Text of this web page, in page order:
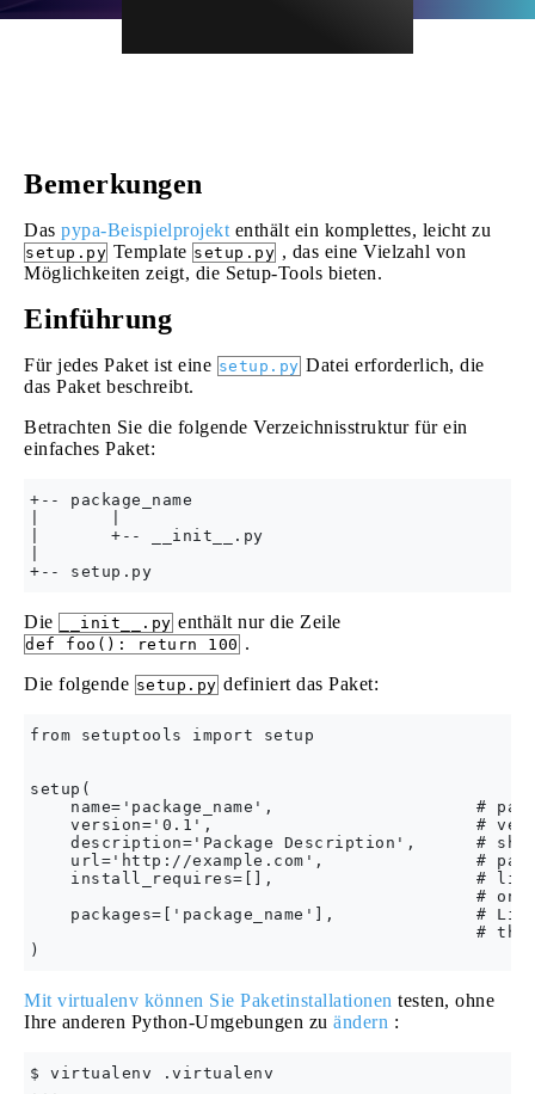
Bemerkungen
Das pypa-Beispielprojekt enthält ein komplettes, leicht zu
setup.py Template setup.py , das eine Vielzahl von
Möglichkeiten zeigt, die Setup-Tools bieten.
Einführung
Für jedes Paket ist eine setup.py Datei erforderlich, die
das Paket beschreibt.
Betrachten Sie die folgende Verzeichnisstruktur für ein
einfaches Paket:
+-- package_name
|       +-- __init__.py
Die __init__.py enthält nur die Zeile
def foo(): return 100 .
Die folgende setup.py definiert das Paket:
from setuptools import setup
setup(
name='package_name',                    #
version='0.1',                          #
description='Package Description',      #
url='http://example.com',               #
install_requires=[],                    #
                                            # on.
packages=['package_name'],              #
#
Mit virtualenv können Sie Paketinstallationen testen, ohne
Ihre anderen Python-Umgebungen zu ändern :
$ virtualenv .virtualenv